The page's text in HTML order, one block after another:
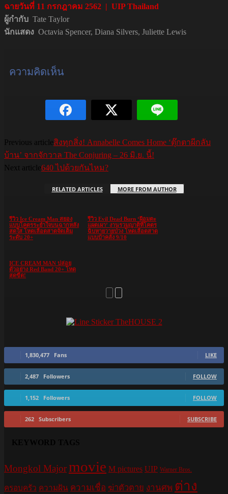
ฉายวันที่ 11 กรกฎาคม 2562 | UIP Thailand
ผู้กำกับ Tate Taylor
นักแสดง Octavia Spencer, Diana Silvers, Juliette Lewis
ความคิดเห็น
Previous articleสิงทุกสิ่ง! Annabelle Comes Home ‘ตุ๊กตาผีกลับ
บ้าน’ จากจักวาล The Conjuring – 26 มิ.ย. นี้!
Next article640 ไปด้วยกันไหม?
RELATED ARTICLES MORE FROM AUTHOR
รีวิว Ice Cream Man สยอง
แบบโคตรระยำใจบนฉากหลัง
สดใส โหดเลือดสาดจัดเต็ม
ระดับ 20+
รีวิว Evil Dead Burn ‘ผีอมตะ
แผดเผา’ งานรวมญาติที่โคตร
ฉิบหายวายป่วง โหดเลือดสาด
แบบบ้าคลั่ง 9/10
ICE CREAM MAN ปล่อย
ตัวอย่าง Red Band 20+ โหด
สุดขีด!
1,830,477 Fans LIKE
2,487 Followers FOLLOW
1,152 Followers FOLLOW
262 Subscribers SUBSCRIBE
Mongkol Majormovie M pictures UIP Warner Bros.
ครอบครัว ความฝัน ความเชื่อ ฆ่าตัวตาย งานศพ ต่าง